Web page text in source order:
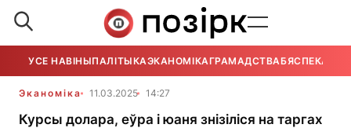
УСЕ НАВІНЫПАЛІТЫКАЭКАНОМІКАГРАМАДСТВАБЯСПЕКА
Эканоміка 11.03.2025 14:27
Курсы долара, еўра і юаня знізіліся на таргах